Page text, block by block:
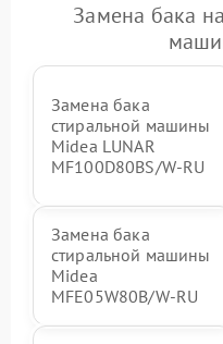
Замена бака
Замена бака
стиральной машины
Midea LUNAR
MF100D80BS/W-RU
Замена бака
стиральной машины
Midea
MFE05W80B/W-RU